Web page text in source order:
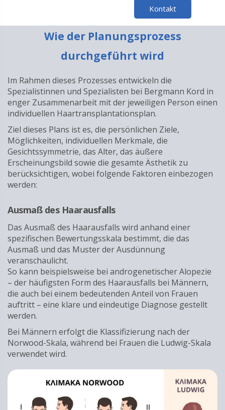
Kontakt
Wie der Planungsprozess
durchgeführt wird
Im Rahmen dieses Prozesses entwickeln die
Spezialistinnen und Spezialisten bei Bergmann Kord in
enger Zusammenarbeit mit der jeweiligen Person einen
individuellen Haartransplantationsplan.
Ziel dieses Plans ist es, die persönlichen Ziele,
Möglichkeiten, individuellen Merkmale, die
Gesichtssymmetrie, das Alter, das äußere
Erscheinungsbild sowie die gesamte Ästhetik zu
berücksichtigen, wobei folgende Faktoren einbezogen
werden:
Ausmaß des Haarausfalls
Das Ausmaß des Haarausfalls wird anhand einer
spezifischen Bewertungsskala bestimmt, die das
Ausmaß und das Muster der Ausdünnung
veranschaulicht.
So kann beispielsweise bei androgenetischer Alopezie
– der häufigsten Form des Haarausfalls bei Männern,
die auch bei einem bedeutenden Anteil von Frauen
auftritt – eine klare und eindeutige Diagnose gestellt
werden.
Bei Männern erfolgt die Klassifizierung nach der
Norwood-Skala, während bei Frauen die Ludwig-Skala
verwendet wird.